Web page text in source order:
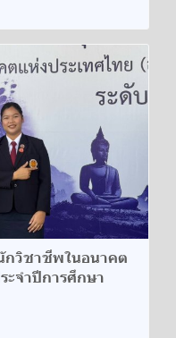
กวิชาชีพในอนาคต
ะจำปีการศึกษา